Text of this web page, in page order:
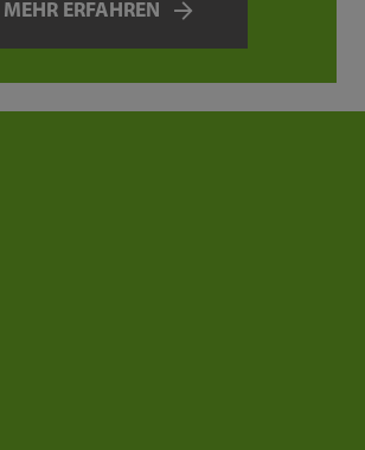
MEHR ERFAHREN